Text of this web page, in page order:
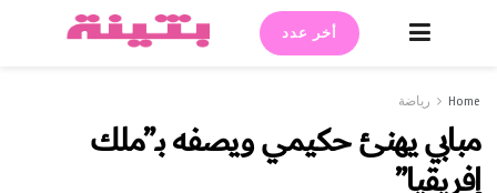
أخر عدد
Home رياضة
مبابي يهنئ حكيمي ويصفه بـ”ملك
إفريقيا”